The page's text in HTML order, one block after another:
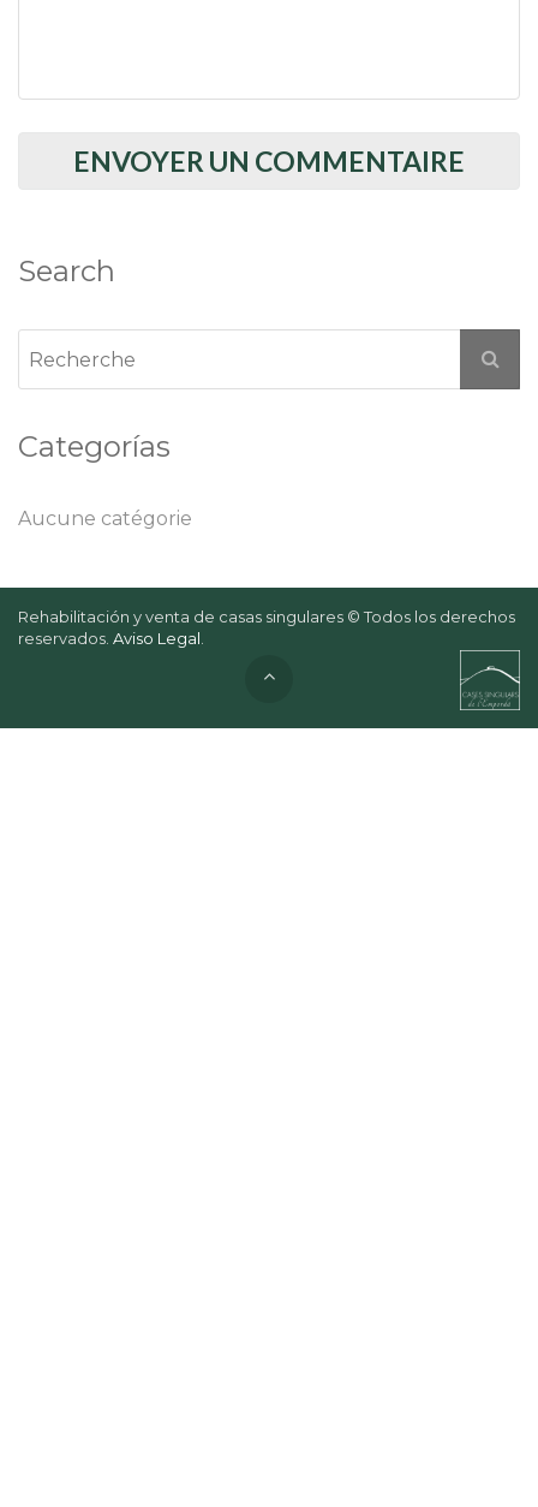
Search
Categorías
Aucune catégorie
Rehabilitación y venta de casas singulares © Todos los derechos
reservados. Aviso Legal